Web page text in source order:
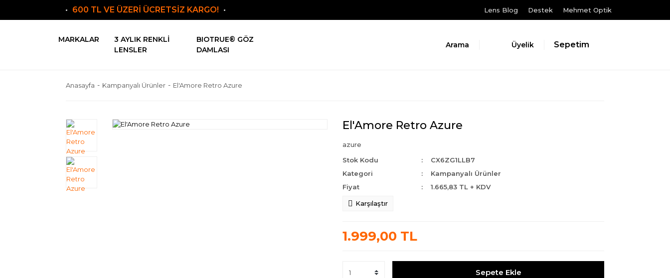
600 TL VE ÜZERİ ÜCRETSİZ KARGO! Lens Blog Destek Mehmet Optik
MARKALAR
3 AYLIK RENKLI
LENSLER
BIOTRUE® GÖZ
DAMLASI
Arama Üyelik Sepetim
Anasayfa Kampanyalı Ürünler El'Amore Retro Azure
El'Amore Retro Azure
azure
Stok Kodu
CX6ZG1LLB7
Kategori
Kampanyalı Ürünler
Fiyat
1.665,83 TL + KDV
Karşılaştır
1.999,00 TL
Sepete Ekle